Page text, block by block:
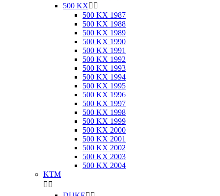
500 KX 
500 KX 1987
500 KX 1988
500 KX 1989
500 KX 1990
500 KX 1991
500 KX 1992
500 KX 1993
500 KX 1994
500 KX 1995
500 KX 1996
500 KX 1997
500 KX 1998
500 KX 1999
500 KX 2000
500 KX 2001
500 KX 2002
500 KX 2003
500 KX 2004
KTM
 